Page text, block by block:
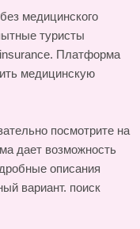
медицинского
туристы
Платформа
медицинскую
посмотрите на
дает возможность
описания
вариант. поиск